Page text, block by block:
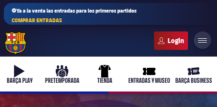
⚽Ya a la venta las entradas para los primeros partidos
COMPRAR ENTRADAS
b-play
BARÇA PLAY
culers-ball
PRETEMPORADA
uniform
TIENDA
ticket-full
ENTRADAS Y MUSEO
ticket-
BARÇA BUSINESS